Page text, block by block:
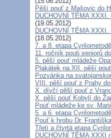
Pěší pouť z Mašovic do
DUCHOVNÍ TÉMA
(19.05.2012)
DUCHOVNÍ TÉMA
(18.05.2012)
7. a 8. etapa
11. ročník pouti seniorů
5. pěší pouť mládeže
Plakátek na XII. pěší
Pozvánka na
VIII. pěší pouť z Prahy
X. dívčí pěší pouť z
X. pěší pouť Kobylí do
Pouť mládeže ke sv.
5. a 6. etapa
Pouť k hrobu Dr.
Třetí a čtvrtá etapa
DUCHOVNÍ TÉMA XXXI